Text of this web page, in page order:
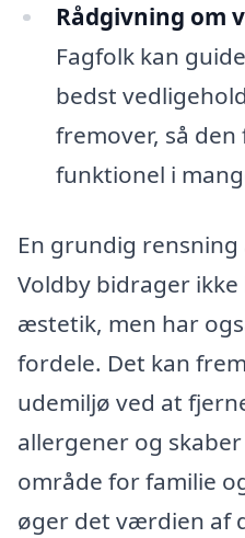
Rådgivning om
Fagfolk kan
bedst
fremover, så
funktionel i
En grundig
Voldby bidrager
æstetik, men har
fordele. Det kan
udemiljø ved at
allergener og
område for familie
øger det værdien af